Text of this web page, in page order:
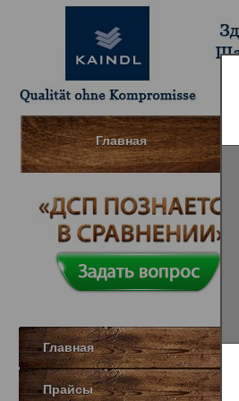
Главная
Главная
Прайсы